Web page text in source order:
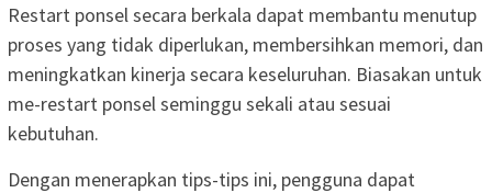
Restart ponsel secara berkala dapat membantu menutup
proses yang tidak diperlukan, membersihkan memori, dan
meningkatkan kinerja secara keseluruhan. Biasakan untuk
me-restart ponsel seminggu sekali atau sesuai
kebutuhan.
Dengan menerapkan tips-tips ini, pengguna dapat